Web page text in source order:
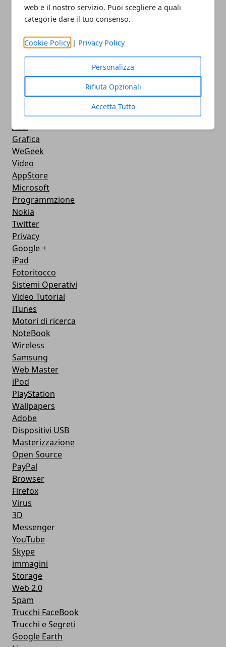
web e il nostro servizio. Puoi scegliere a quali
categorie dare il tuo consenso.
Cookie Policy | Privacy Policy
Personalizza
Rifiuta Opzionali
Accetta Tutto
Android
Musica
FaceBook
Google Maps
Hardware
Chat
Adsl
Grafica
WeGeek
Video
AppStore
Microsoft
Programmzione
Nokia
Twitter
Privacy
Google +
iPad
Fotoritocco
Sistemi Operativi
Video Tutorial
iTunes
Motori di ricerca
NoteBook
Wireless
Samsung
Web Master
iPod
PlayStation
Wallpapers
Adobe
Dispositivi USB
Masterizzazione
Open Source
PayPal
Browser
Firefox
Virus
3D
Messenger
YouTube
Skype
immagini
Storage
Web 2.0
Spam
Trucchi FaceBook
Trucchi e Segreti
Google Earth